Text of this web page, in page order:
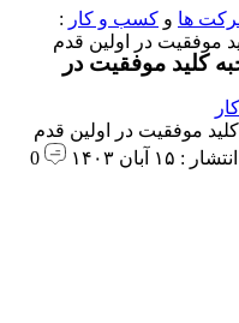
ها و کسب و کار :
موفقیت در اولین قدم
کلید موفقیت در
: ۱۵ آبان ۱۴۰۳
0